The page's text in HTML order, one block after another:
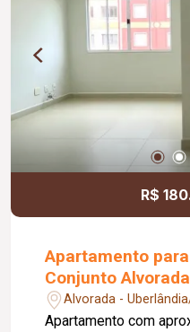
R$
Apartamento
Conjunto Alvorada
Alvorada -
Apartamento com